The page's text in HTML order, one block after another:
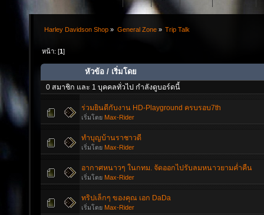
Harley Davidson Shop » General Zone» Trip Talk
หน้า: [1]
หัวข้อ / เริ่มโดย
0 สมาชิก และ 1 บุคคลทั่วไป กำลังดูบอร์ดนี้
ร่วมยินดีกับงาน HD-Playground ครบรอบ7th
เริ่มโดย Max-Rider
ทำบุญบ้านราชาวดี
เริ่มโดย Max-Rider
อากาศหนาวๆ ในกทม. จัดออกไปรับลมหนาวยามค่ำคืน
เริ่มโดย Max-Rider
ทริปเล็กๆ ของคุณ เอก DaDa
เริ่มโดย Max-Rider